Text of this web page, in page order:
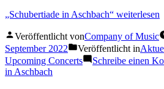
„Schubertiade in Aschbach“ weiterlesen
Veröffentlicht vonCompany of Music
September 2022
Veröffentlicht in
Upcoming Concerts
Schreibe einen
in Aschbach